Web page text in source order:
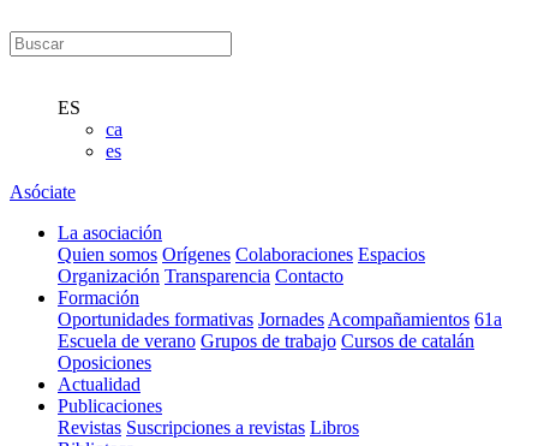
ES
ca
es
Asóciate
La asociación
Quien somos Orígenes Colaboraciones Espacios
Organización Transparencia Contacto
Formación
Oportunidades formativas Jornades Acompañamientos 61a
Escuela de verano Grupos de trabajo Cursos de catalán
Oposiciones
Actualidad
Publicaciones
Revistas Suscripciones a revistas Libros